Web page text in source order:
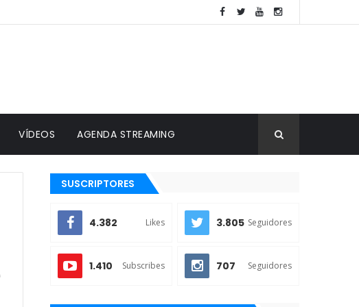
VÍDEOS AGENDA STREAMING
SUSCRIPTORES
4.382 Likes 3.805 Seguidores
1.410 Subscribes 707 Seguidores